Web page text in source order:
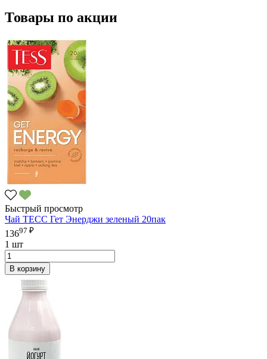
Товары по акции
Быстрый просмотр
Чай ТЕСС Гет Энерджи зеленый 20пак
13697 ₽
1 шт
В корзину